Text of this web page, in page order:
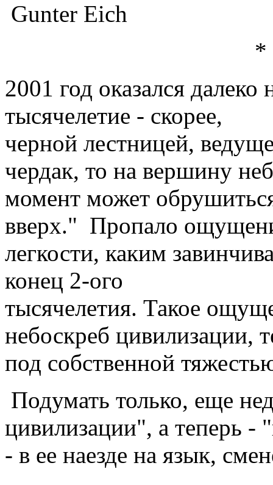
Gunter Eich
* *
2001 год оказался
тысячелетие - скорее,
черной лестницей,
чердак, то на вершину
момент может
вверх." Пропало
легкости, каким
конец 2-ого
тысячелетия. Такое
небоскреб цивилизации,
под собственной
Подумать только, еще
цивилизации", а теперь -
- в ее наезде на язык,